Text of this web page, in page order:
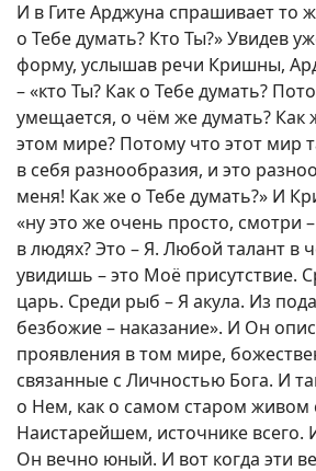
И в Гите Арджуна спрашивает то
о Тебе думать? Кто Ты?» Увидев
форму, услышав речи Кришны,
– «кто Ты? Как о Тебе думать?
умещается, о чём же думать? Как
этом мире? Потому что этот мир
в себя разнообразия, и это
меня! Как же о Тебе думать?» И
«ну это же очень просто, смотри
в людях? Это – Я. Любой талант в
увидишь – это Моё присутствие.
царь. Среди рыб – Я акула. Из
безбожие – наказание». И Он
проявления в том мире,
связанные с Личностью Бога. И
о Нем, как о самом старом живом
Наистарейшем, источнике всего.
Он вечно юный. И вот когда эти